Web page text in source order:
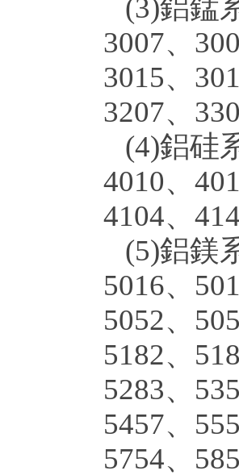
(3)鋁錳
3007、
3015、
3207、
(4)鋁硅
4010、
4104、
(5)鋁鎂
5016、
5052、
5182、
5283、
5457、
5754、